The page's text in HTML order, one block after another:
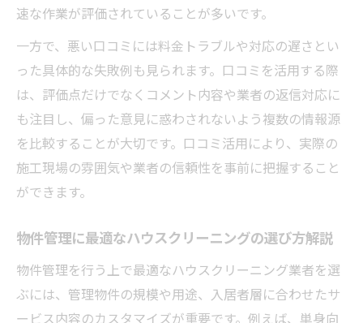
速な作業が評価されていることが多いです。
一方で、悪い口コミには料金トラブルや対応の遅さとい
った具体的な失敗例も見られます。口コミを活用する際
は、評価点だけでなくコメント内容や業者の返信対応に
も注目し、偏った意見に惑わされないよう複数の情報源
を比較することが大切です。口コミ活用により、実際の
施工現場の雰囲気や業者の信頼性を事前に把握すること
ができます。
物件管理に最適なハウスクリーニングの選び方解説
物件管理を行う上で最適なハウスクリーニング業者を選
ぶには、管理物件の規模や用途、入居者層に合わせたサ
ービス内容のカスタマイズが重要です。例えば、単身向